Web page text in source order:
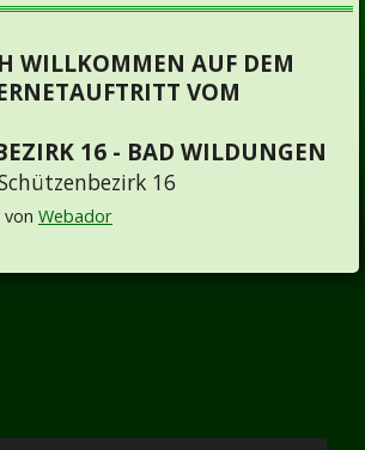
WILLKOMMEN AUF DEM
VOM
16 - BAD WILDUNGEN
16
Webador